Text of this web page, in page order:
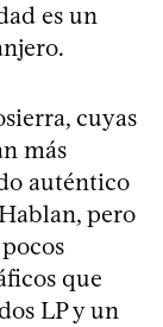
es un
cuyas
más
auténtico
pero
que
LP y un